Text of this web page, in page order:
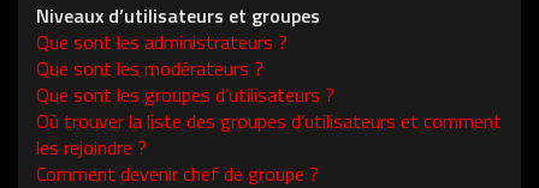
Niveaux d’utilisateurs et groupes
Que sont les administrateurs ?
Que sont les modérateurs ?
Que sont les groupes d’utilisateurs ?
Où trouver la liste des groupes d’utilisateurs et comment
les rejoindre ?
Comment devenir chef de groupe ?